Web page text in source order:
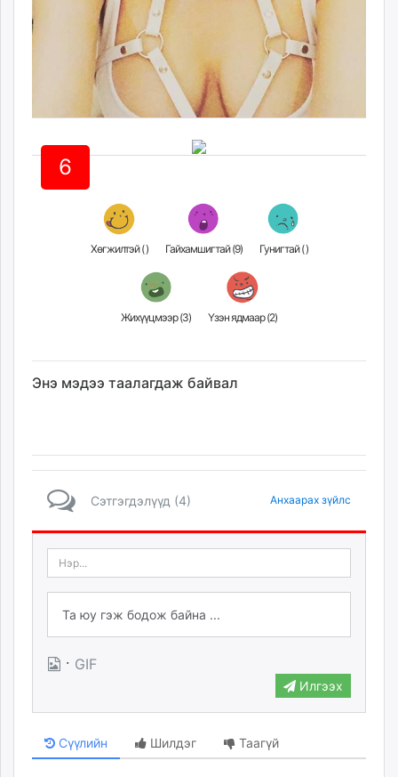
6
Хөгжилтэй () Гайхамшигтай (9) Гунигтай ()
Жихүүцмээр (3) Үзэн ядмаар (2)
Энэ мэдээ таалагдаж байвал
Сэтгэгдэлүүд (4) Анхаарах зүйлс
· GIF
Илгээх
Сүүлийн Шилдэг Таагүй